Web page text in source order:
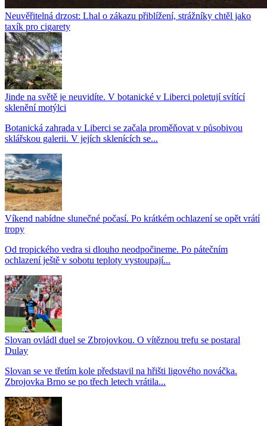
Neuvěřitelná drzost: Lhal o zákazu přiblížení, strážníky chtěl jako
taxík pro cigarety
Jinde na světě je neuvidíte. V botanické v Liberci poletují svítící
sklenění motýlci
Botanická zahrada v Liberci se začala proměňovat v působivou
sklářskou galerii. V jejích sklenících se...
Víkend nabídne slunečné počasí. Po krátkém ochlazení se opět vrátí
tropy
Od tropického vedra si dlouho neodpočineme. Po pátečním
ochlazení ještě v sobotu teploty vystoupají...
Slovan ovládl duel se Zbrojovkou. O vítěznou trefu se postaral
Dulay
Slovan se ve třetím kole představil na hřišti ligového nováčka.
Zbrojovka Brno se po třech letech vrátila...